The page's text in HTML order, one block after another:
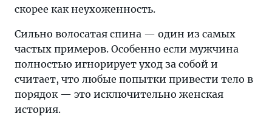
скорее как неухоженность.
Сильно волосатая спина — один из самых
частых примеров. Особенно если мужчина
полностью игнорирует уход за собой и
считает, что любые попытки привести тело в
порядок — это исключительно женская
история.